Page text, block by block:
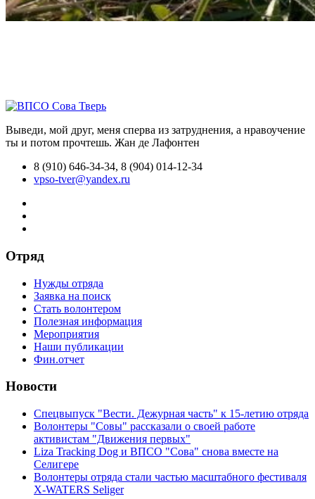
Выведи, мой друг, меня сперва из затруднения, а нравоучение
ты и потом прочтешь. Жан де Лафонтен
8 (910) 646-34-34, 8 (904) 014-12-34
vpso-tver@yandex.ru
Отряд
Нужды отряда
Заявка на поиск
Стать волонтером
Полезная информация
Мероприятия
Наши публикации
Фин.отчет
Новости
Спецвыпуск "Вести. Дежурная часть" к 15-летию отряда
Волонтеры "Совы" рассказали о своей работе
активистам "Движения первых"
Liza Tracking Dog и ВПСО "Сова" снова вместе на
Селигере
Волонтеры отряда стали частью масштабного фестиваля
X-WATERS Seliger